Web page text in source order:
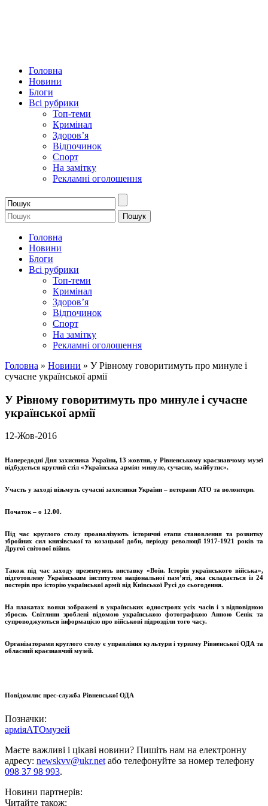
Головна
Новини
Блоги
Всі рубрики
Топ-теми
Кримінал
Здоров’я
Відпочинок
Спорт
На замітку
Рекламні оголошення
Головна
Новини
Блоги
Всі рубрики
Топ-теми
Кримінал
Здоров’я
Відпочинок
Спорт
На замітку
Рекламні оголошення
Головна » Новини » У Рівному говоритимуть про минуле і
сучасне української армії
У Рівному говоритимуть про минуле і сучасне
української армії
12-Жов-2016
Напередодні Дня захисника України, 13 жовтня, у Рівненському краєзнавчому музеї
відбудеться круглий стіл «Українська армія: минуле, сучасне, майбутнє».
Участь у заході візьмуть сучасні захисники України – ветерани АТО та волонтери.
Початок – о 12.00.
Під час круглого столу проаналізують історичні етапи становлення та розвитку
збройних сил князівської та козацької доби, періоду революції 1917-1921 років та
Другої світової війни.
Також під час заходу презентують виставку «Воїн. Історія українського війська»,
підготовлену Українським інститутом національної пам’яті, яка складається із 24
постерів про історію української армії від Київської Русі до сьогодення.
На плакатах вояки зображені в українських одностроях усіх часів і з відповідною
зброєю. Світлини зроблені відомою українською фотографкою Анною Сенік та
супроводжуються інформацією про військові підрозділи того часу.
Організаторами круглого столу є управління культури і туризму Рівненської ОДА та
обласний краєзнавчий музей.
Повідомляє прес-служба Рівненської ОДА
Позначки:
арміяАТОмузей
Маєте важливі і цікаві новини? Пишіть нам на електронну
адресу: newskvv@ukr.net або телефонуйте за номер телефону
098 37 98 993.
Новини партнерів:
Читайте також: